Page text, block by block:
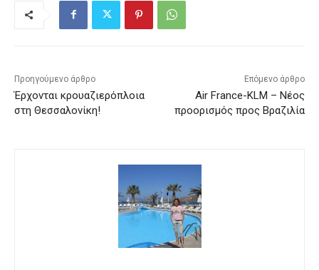
Προηγούμενο άρθρο
Έρχονται κρουαζιερόπλοια
στη Θεσσαλονίκη!
Επόμενο άρθρο
Air France-KLM – Νέος
προορισμός προς Βραζιλία